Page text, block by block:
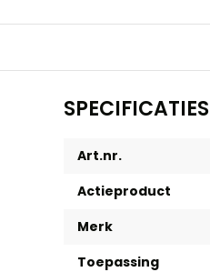
SPECIFICATIES
Art.nr.
Actieproduct
Merk
Toepassing